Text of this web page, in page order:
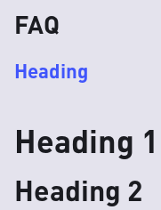
FAQ
Heading
Heading 1
Heading 2